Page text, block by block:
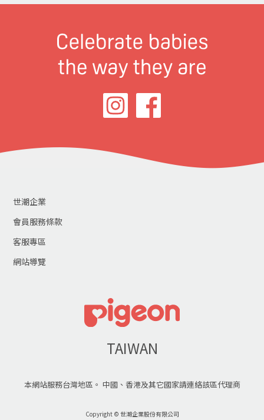
世潮企業
會員服務條款
客服專區
網站導覽
TAIWAN
本網站服務台灣地區。 中國、香港及其它國家請連絡該區代理商
Copyright © 世潮企業股份有限公司